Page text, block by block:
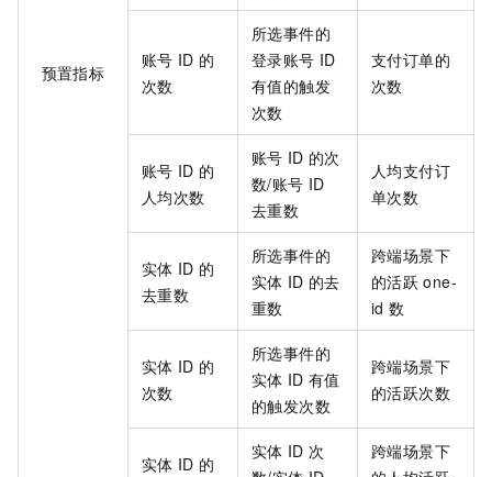
预置指标
账号 ID 的
次数
所选事件的
登录账号 ID
有值的触发
次数
支付订单的
次数
账号 ID 的
人均次数
账号 ID 的次
数/账号 ID
去重数
人均支付订
单次数
实体 ID 的
去重数
所选事件的
实体 ID 的去
重数
跨端场景下
的活跃 one-
id 数
实体 ID 的
次数
所选事件的
实体 ID 有值
的触发次数
跨端场景下
的活跃次数
实体 ID 的
实体 ID 次
跨端场景下